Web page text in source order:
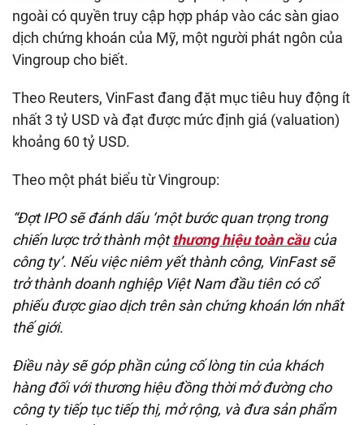
ngoài có quyền truy cập hợp pháp vào các sàn giao
dịch chứng khoán của Mỹ, một người phát ngôn của
Vingroup cho biết.
Theo Reuters, VinFast đang đặt mục tiêu huy động ít
nhất 3 tỷ USD và đạt được mức định giá (valuation)
khoảng 60 tỷ USD.
Theo một phát biểu từ Vingroup:
“Đợt IPO sẽ đánh dấu ‘một bước quan trọng trong
chiến lược trở thành mộtthương hiệu toàn cầucủa
công ty’. Nếu việc niêm yết thành công, VinFast sẽ
trở thành doanh nghiệp Việt Nam đầu tiên có cổ
phiếu được giao dịch trên sàn chứng khoán lớn nhất
thế giới.
Điều này sẽ góp phần củng cố lòng tin của khách
hàng đối với thương hiệu đồng thời mở đường cho
công ty tiếp tục tiếp thị, mở rộng, và đưa sản phẩm